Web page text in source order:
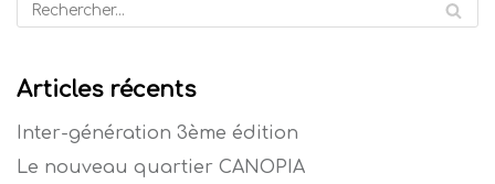
Articles récents
Inter-génération 3ème édition
Le nouveau quartier CANOPIA